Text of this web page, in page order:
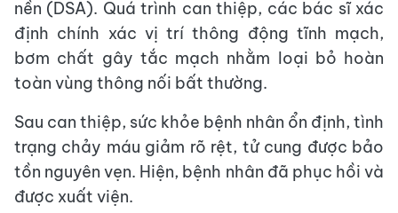
nền (DSA). Quá trình can thiệp, các bác sĩ xác
định chính xác vị trí thông động tĩnh mạch,
bơm chất gây tắc mạch nhằm loại bỏ hoàn
toàn vùng thông nối bất thường.
Sau can thiệp, sức khỏe bệnh nhân ổn định, tình
trạng chảy máu giảm rõ rệt, tử cung được bảo
tồn nguyên vẹn. Hiện, bệnh nhân đã phục hồi và
được xuất viện.